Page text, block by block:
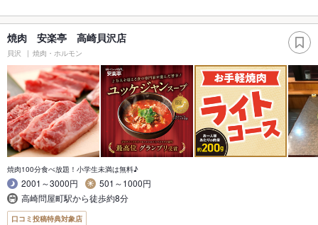
焼肉 安楽亭 高崎貝沢店
貝沢 焼肉・ホルモン
焼肉100分食べ放題！小学生未満は無料♪
2001～3000円
501～1000円
高崎問屋町駅から徒歩約8分
口コミ投稿特典対象店